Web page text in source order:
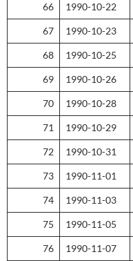
66 1990-10-22
67 1990-10-23
68 1990-10-25
69 1990-10-26
70 1990-10-28
71 1990-10-29
72 1990-10-31
73 1990-11-01
74 1990-11-03
75 1990-11-05
76 1990-11-07